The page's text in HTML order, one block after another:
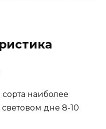
наиболее
дне 8-10